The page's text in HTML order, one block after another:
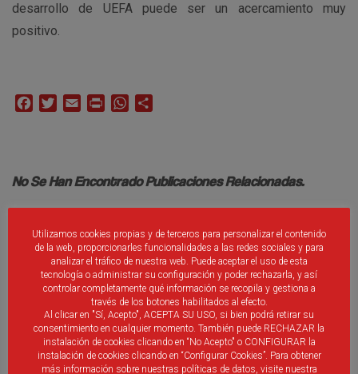
desarrollo de UEFA puede ser un acercamiento muy
positivo.
FacebookTwitterEmail Print WhatsApp
No Se Han Encontrado Publicaciones Relacionadas.
Debes seridentificadointroducir un comentario.
Utilizamos cookies propias y de terceros para personalizar el contenido
de la web, proporcionarles funcionalidades a las redes sociales y para
analizar el tráfico de nuestra web. Puede aceptar el uso de esta
tecnología o administrar su configuración y poder rechazarla, y así
controlar completamente qué información se recopila y gestiona a
través de los botones habilitados al efecto.
Al clicar en "Sí, Acepto", ACEPTA SU USO, si bien podrá retirar su
consentimiento en cualquier momento. También puede RECHAZAR la
instalación de cookies clicando en “No Acepto" o CONFIGURAR la
instalación de cookies clicando en “Configurar Cookies”. Para obtener
más información sobre nuestras políticas de datos, visite nuestra